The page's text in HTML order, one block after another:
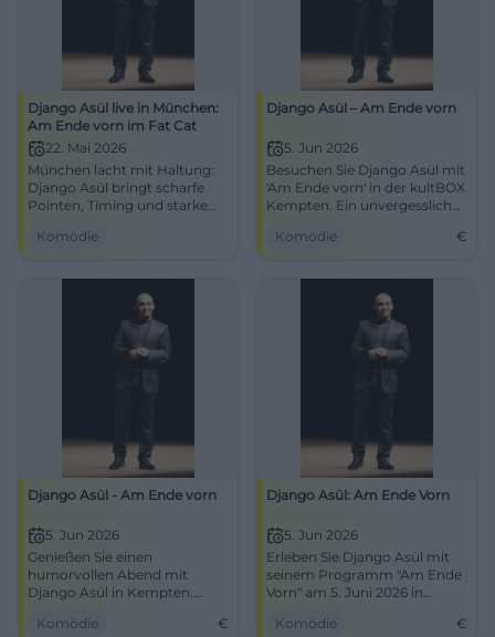
Django Asül live in München:
Am Ende vorn im Fat Cat
22. Mai 2026
München lacht mit Haltung:
Django Asül bringt scharfe
Pointen, Timing und starke
Blackbox. 22.05.2026, 19:30
Komödie
Django Asül – Am Ende vorn
5. Jun 2026
Besuchen Sie Django Asül mit
'Am Ende vorn' in der kultBOX
Kempten. Ein unvergesslicher
erwartet Sie!
Komödie €
Django Asül - Am Ende vorn
5. Jun 2026
Genießen Sie einen
humorvollen Abend mit
Django Asül in Kempten.
Kabarettprogramm am 5.
Komödie €
Django Asül: Am Ende Vorn
5. Jun 2026
Erleben Sie Django Asül mit
seinem Programm "Am Ende
Vorn" am 5. Juni 2026 in
Allgäu. Sichern Sie sich jetzt
Komödie €